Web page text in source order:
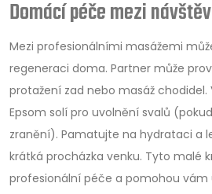
Domácí péče mezi
Mezi profesionálními masážemi
regeneraci doma. Partner může
protažení zad nebo masáž chodidel.
Epsom solí pro uvolnění svalů
zranění). Pamatujte na hydrataci a
krátká procházka venku. Tyto malé
profesionální péče a pomohou vám